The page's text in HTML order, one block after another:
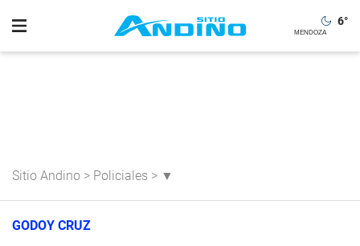
6°
Sitio Andino > Policiales > ▼
GODOY CRUZ